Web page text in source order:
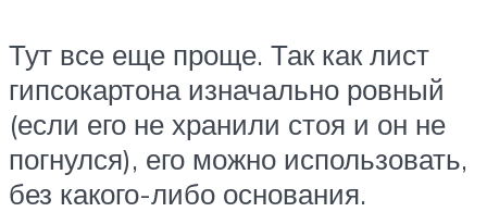
Тут все еще проще. Так как лист
гипсокартона изначально ровный
(если его не хранили стоя и он не
погнулся), его можно использовать,
без какого-либо основания.